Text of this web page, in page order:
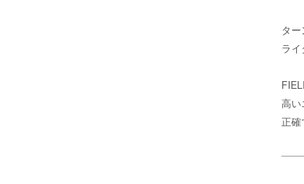
タ
ライ
高い
正確